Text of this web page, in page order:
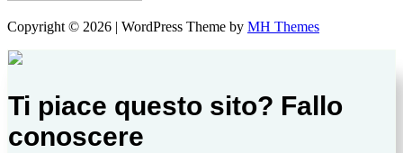
Copyright © 2026 | WordPress Theme by MH Themes
Ti piace questo sito? Fallo
conoscere